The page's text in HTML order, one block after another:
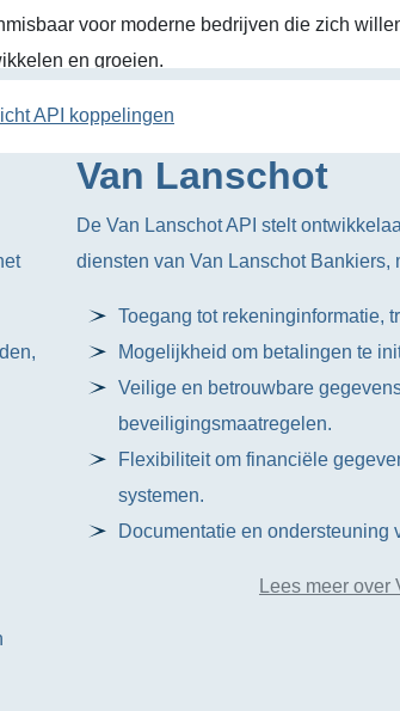
voor moderne bedrijven die zich
en groeien.
API koppelingen
Van Lanschot
De Van Lanschot API stelt
diensten van Van Lanschot Bankiers,
Toegang tot rekeninginformatie,
Mogelijkheid om betalingen te
Veilige en betrouwbare
beveiligingsmaatregelen.
Flexibiliteit om financiële
systemen.
Documentatie en ondersteuning
Lees meer over